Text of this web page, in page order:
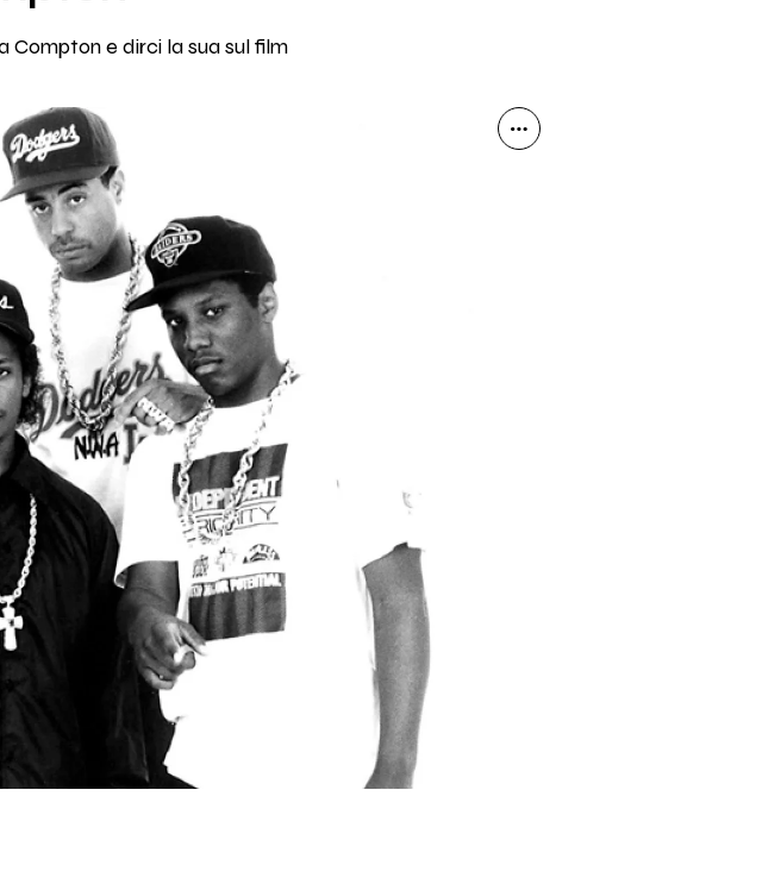
e dirci la sua sul film